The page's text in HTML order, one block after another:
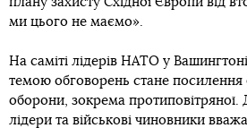
ми цього не маємо».
На саміті лідерів НАТО у
темою обговорень стане посилення
оборони, зокрема протиповітряної.
лідери та військові чиновники